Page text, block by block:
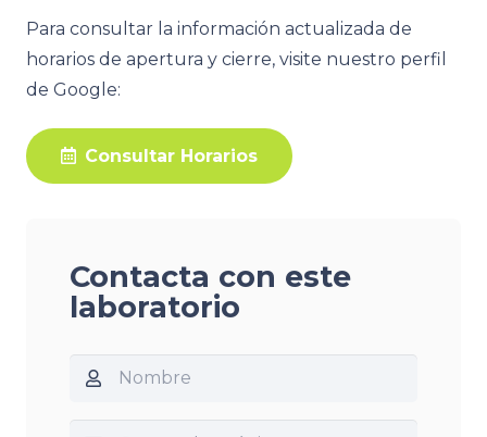
Para consultar la información actualizada de
horarios de apertura y cierre, visite nuestro perfil
de Google:
Consultar Horarios
Contacta con este
laboratorio